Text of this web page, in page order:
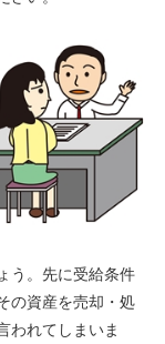
う。先に受給条件
の資産を売却・処
われてしまいま